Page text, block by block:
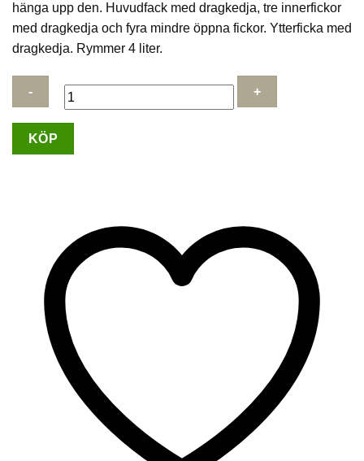
hänga upp den. Huvudfack med dragkedja, tre innerfickor
med dragkedja och fyra mindre öppna fickor. Ytterficka med
dragkedja. Rymmer 4 liter.
North
KÖP